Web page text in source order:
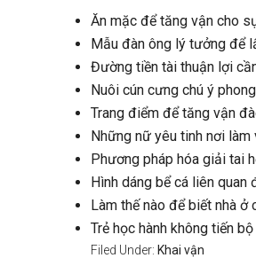
Ăn mặc để tăng vận cho
Mẫu đàn ông lý tưởng để
Đường tiền tài thuận lợi
Nuôi cún cưng chú ý
Trang điểm để tăng vận
Những nữ yêu tinh nơi làm
Phương pháp hóa giải tai
Hình dáng bể cá liên quan
Làm thế nào để biết nhà ở
Trẻ học hành không tiến
Filed Under: Khai vận